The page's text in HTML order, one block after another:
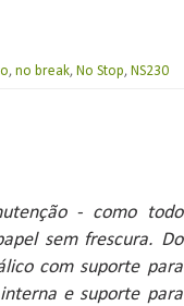
, no break, No Stop, NS230
- como todo
sem frescura. Do
com suporte para
e suporte para